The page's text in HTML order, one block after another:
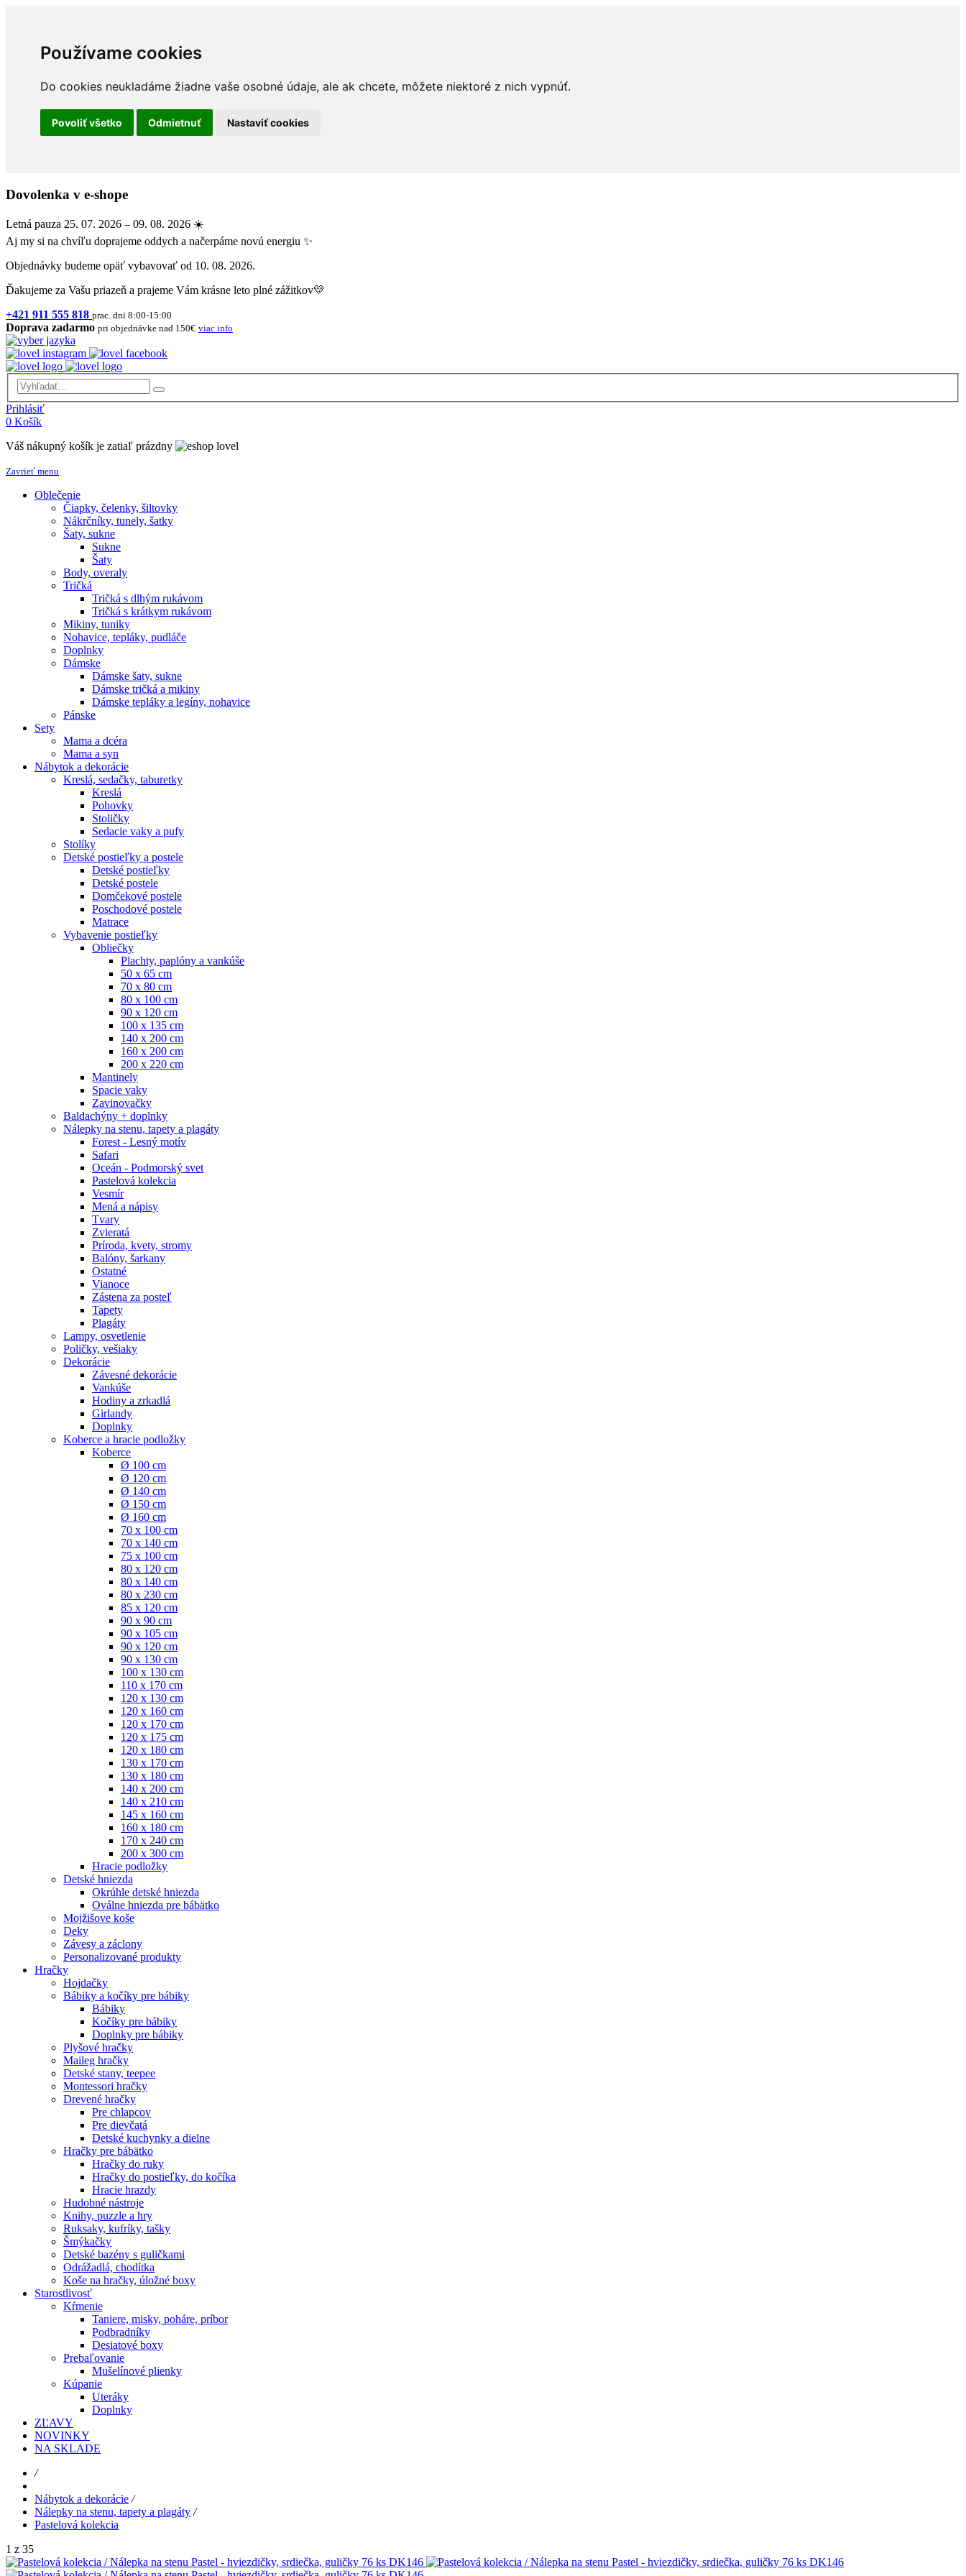
Používame cookies
Do cookies neukladáme žiadne vaše osobné údaje, ale ak chcete, môžete niektoré z nich vypnúť.
Povoliť všetko Odmietnuť Nastaviť cookies
Dovolenka v e-shope
Letná pauza 25. 07. 2026 – 09. 08. 2026 ☀️
Aj my si na chvíľu doprajeme oddych a načerpáme novú energiu ✨
Objednávky budeme opäť vybavovať od 10. 08. 2026.
Ďakujeme za Vašu priazeň a prajeme Vám krásne leto plné zážitkov💛
+421 911 555 818 prac. dni 8:00-15:00
Doprava zadarmo pri objednávke nad 150€ viac info
Prihlásiť
0 Košík
Váš nákupný košík je zatiaľ prázdny
Zavrieť menu
Oblečenie
Čiapky, čelenky, šiltovky
Nákrčníky, tunely, šatky
Šaty, sukne
Sukne
Šaty
Body, overaly
Tričká
Tričká s dlhým rukávom
Tričká s krátkym rukávom
Mikiny, tuniky
Nohavice, tepláky, pudláče
Doplnky
Dámske
Dámske šaty, sukne
Dámske tričká a mikiny
Dámske tepláky a legíny, nohavice
Pánske
Sety
Mama a dcéra
Mama a syn
Nábytok a dekorácie
Kreslá, sedačky, taburetky
Kreslá
Pohovky
Stoličky
Sedacie vaky a pufy
Stolíky
Detské postieľky a postele
Detské postieľky
Detské postele
Domčekové postele
Poschodové postele
Matrace
Vybavenie postieľky
Obliečky
Plachty, paplóny a vankúše
50 x 65 cm
70 x 80 cm
80 x 100 cm
90 x 120 cm
100 x 135 cm
140 x 200 cm
160 x 200 cm
200 x 220 cm
Mantinely
Spacie vaky
Zavinovačky
Baldachýny + doplnky
Nálepky na stenu, tapety a plagáty
Forest - Lesný motív
Safari
Oceán - Podmorský svet
Pastelová kolekcia
Vesmír
Mená a nápisy
Tvary
Zvieratá
Príroda, kvety, stromy
Balóny, šarkany
Ostatné
Vianoce
Zástena za posteľ
Tapety
Plagáty
Lampy, osvetlenie
Poličky, vešiaky
Dekorácie
Závesné dekorácie
Vankúše
Hodiny a zrkadlá
Girlandy
Doplnky
Koberce a hracie podložky
Koberce
Ø 100 cm
Ø 120 cm
Ø 140 cm
Ø 150 cm
Ø 160 cm
70 x 100 cm
70 x 140 cm
75 x 100 cm
80 x 120 cm
80 x 140 cm
80 x 230 cm
85 x 120 cm
90 x 90 cm
90 x 105 cm
90 x 120 cm
90 x 130 cm
100 x 130 cm
110 x 170 cm
120 x 130 cm
120 x 160 cm
120 x 170 cm
120 x 175 cm
120 x 180 cm
130 x 170 cm
130 x 180 cm
140 x 200 cm
140 x 210 cm
145 x 160 cm
160 x 180 cm
170 x 240 cm
200 x 300 cm
Hracie podložky
Detské hniezda
Okrúhle detské hniezda
Oválne hniezda pre bábätko
Mojžišove koše
Deky
Závesy a záclony
Personalizované produkty
Hračky
Hojdačky
Bábiky a kočíky pre bábiky
Bábiky
Kočíky pre bábiky
Doplnky pre bábiky
Plyšové hračky
Maileg hračky
Detské stany, teepee
Montessori hračky
Drevené hračky
Pre chlapcov
Pre dievčatá
Detské kuchynky a dielne
Hračky pre bábätko
Hračky do ruky
Hračky do postieľky, do kočíka
Hracie hrazdy
Hudobné nástroje
Knihy, puzzle a hry
Ruksaky, kufríky, tašky
Šmýkačky
Detské bazény s guličkami
Odrážadlá, chodítka
Koše na hračky, úložné boxy
Starostlivosť
Kŕmenie
Taniere, misky, poháre, príbor
Podbradníky
Desiatové boxy
Prebaľovanie
Mušelínové plienky
Kúpanie
Uteráky
Doplnky
ZĽAVY
NOVINKY
NA SKLADE
/
Nábytok a dekorácie /
Nálepky na stenu, tapety a plagáty /
Pastelová kolekcia
1 z 35